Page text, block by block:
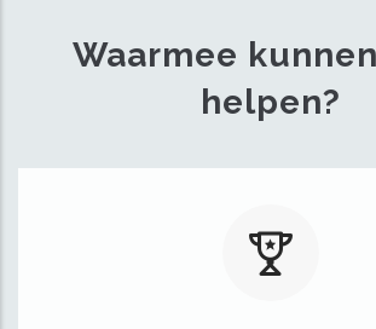
Waarmee
helpen?